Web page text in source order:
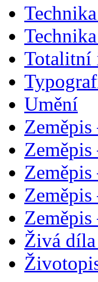
Totalitní
Umění
Zeměpis
Živá